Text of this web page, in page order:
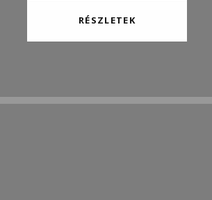
RÉSZLETEK